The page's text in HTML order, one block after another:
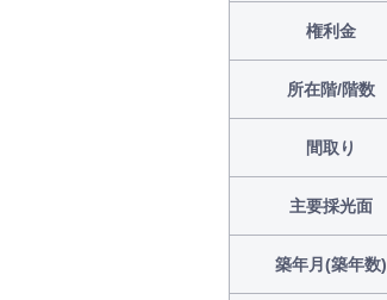
権利金
所在階/階数
間取り
主要採光面
築年月(築年数)